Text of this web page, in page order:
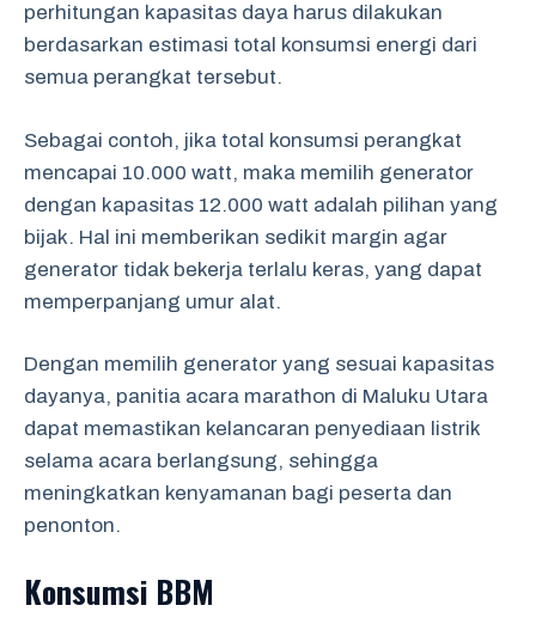
perhitungan kapasitas daya harus dilakukan
berdasarkan estimasi total konsumsi energi dari
semua perangkat tersebut.
Sebagai contoh, jika total konsumsi perangkat
mencapai 10.000 watt, maka memilih generator
dengan kapasitas 12.000 watt adalah pilihan yang
bijak. Hal ini memberikan sedikit margin agar
generator tidak bekerja terlalu keras, yang dapat
memperpanjang umur alat.
Dengan memilih generator yang sesuai kapasitas
dayanya, panitia acara marathon di Maluku Utara
dapat memastikan kelancaran penyediaan listrik
selama acara berlangsung, sehingga
meningkatkan kenyamanan bagi peserta dan
penonton.
Konsumsi BBM